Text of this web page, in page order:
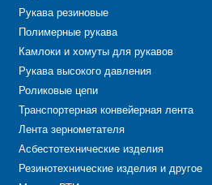
Рукава резиновые
Полимерные рукава
Камлоки и хомуты для рукавов
Рукава высокого давления
Роликовые цепи
Транспортерная конвейерная лента
Лента зернометателя
Асбестотехнические изделия
Резинотехнические изделия и другое